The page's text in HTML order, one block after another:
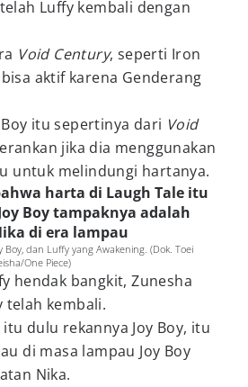
Luffy kembali dengan
Void Century, seperti Iron
aktif karena Genderang
itu sepertinya dari Void
jika dia menggunakan
untuk melindungi hartanya.
harta di Laugh Tale itu
Boy tampaknya adalah
di era lampau
dan Luffy yang Awakening. (Dok. Toei
One Piece)
hendak bangkit, Zunesha
telah kembali.
dulu rekannya Joy Boy, itu
di masa lampau Joy Boy
Nika.